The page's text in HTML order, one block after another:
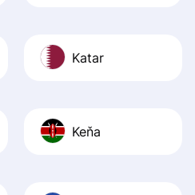
Katar
Keňa